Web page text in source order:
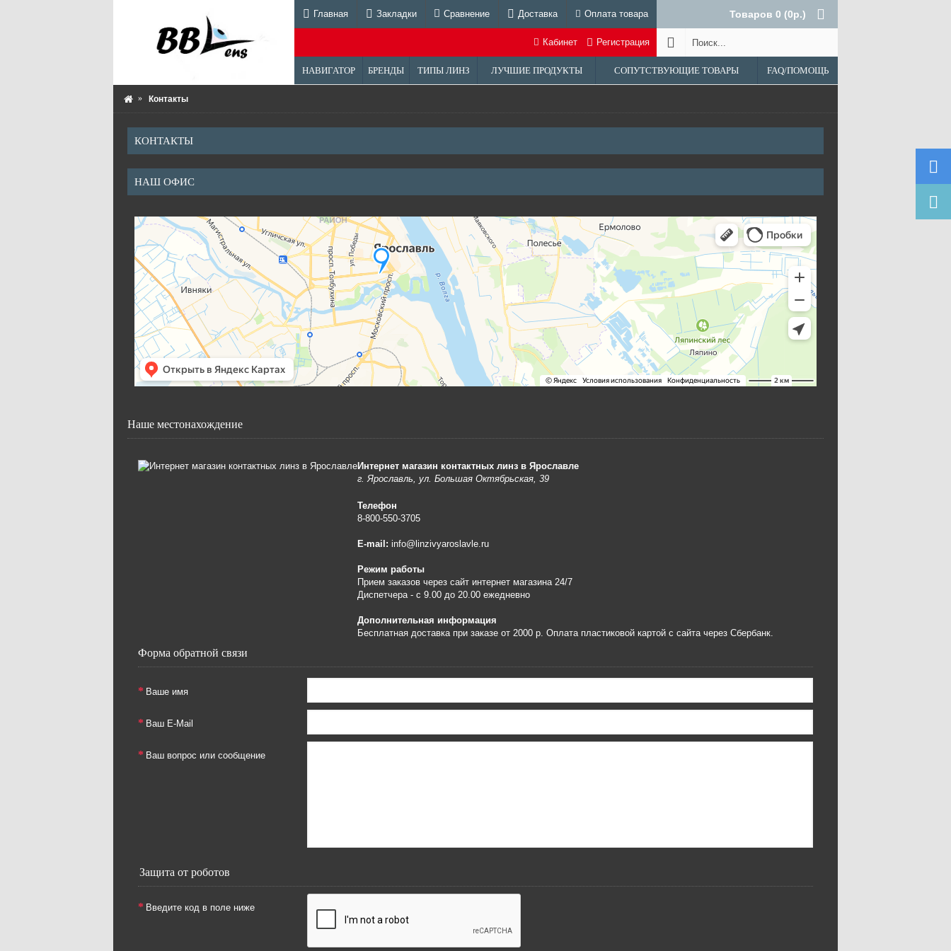
Главная Закладки Сравнение Доставка Оплата товара Товаров 0 (0р.)
Кабинет Регистрация
НАВИГАТОР БРЕНДЫ ТИПЫ ЛИНЗ ЛУЧШИЕ ПРОДУКТЫ СОПУТСТВУЮЩИЕ ТОВАРЫ FAQ/ПОМОЩЬ
Контакты
КОНТАКТЫ
НАШ ОФИС
Наше местонахождение
Интернет магазин контактных линз в Ярославле
г. Ярославль, ул. Большая Октябрьская, 39
Телефон
8-800-550-3705
E-mail: info@linzivyaroslavle.ru
Режим работы
Прием заказов через сайт интернет магазина 24/7
Диспетчера - с 9.00 до 20.00 ежедневно
Дополнительная информация
Бесплатная доставка при заказе от 2000 р. Оплата пластиковой картой с сайта через Сбербанк.
Форма обратной связи
Ваше имя
Ваш E-Mail
Ваш вопрос или сообщение
Защита от роботов
Введите код в поле ниже